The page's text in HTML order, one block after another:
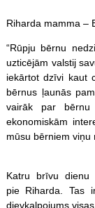
Riharda mamma –
“Rūpju bērnu
uzticējām valstij
iekārtot dzīvi kaut
bērnus ļaunās
vairāk par
ekonomiskām
mūsu bērniem viņu
Katru brīvu dienu
pie Riharda. Tas
dievkalpojums